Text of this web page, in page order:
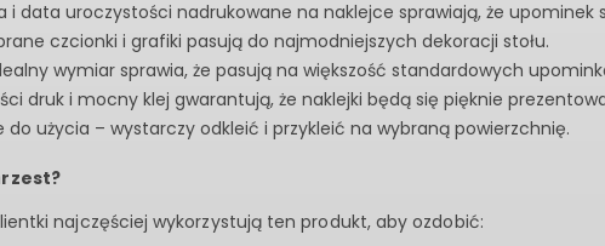
i data uroczystości nadrukowane na naklejce sprawiają, że upominek
czcionki i grafiki pasują do najmodniejszych dekoracji stołu.
wymiar sprawia, że pasują na większość standardowych
druk i mocny klej gwarantują, że naklejki będą się pięknie
do użycia – wystarczy odkleić i przykleić na wybraną powierzchnię.
najczęściej wykorzystują ten produkt, aby ozdobić: